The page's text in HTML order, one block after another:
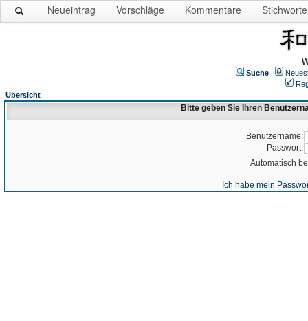
Neueintrag Vorschläge Kommentare Stichworte
Suche
Übersicht
Bitte geben Sie Ihren
Benutzername:
Passwort:
Automatisch
Ich habe mein